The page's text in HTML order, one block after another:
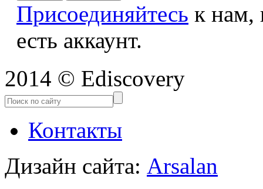
Присоединяйтесь к
есть аккаунт.
2014 © Ediscovery
Контакты
Дизайн сайта: Arsalan